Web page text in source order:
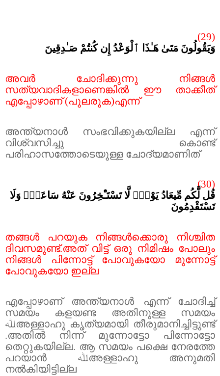
(29)
وَيَقُولُونَ مَتَىٰ هَـٰذَا ٱلْوَعْدُ إِن كُنتُمْ صَـٰدِقِينَ
അവർ ചോദിക്കുന്നു നിങ്ങൾ
സത്യവാദികളാണെങ്കിൽ ഈ താക്കീത്
എപ്പോഴാണ് (പുലരുക)എന്ന്
അന്ത്യനാൾ സംഭവിക്കുകയില്ല എന്ന്
വിശ്വസിച്ചു കൊണ്ട്
പരിഹാസത്തോടെയുള്ള ചോദ്യമാണിത്
(30)
قُل لَّكُم مِّيعَادُ يَوْمٍۢ لَّا تَسْتَـْٔخِرُونَ عَنْهُ سَاعَةًۭ وَلَا
تَسْتَقْدِمُونَ
തങ്ങൾ പറയുക നിങ്ങൾക്കൊരു നിശ്ചിത
ദിവസമുണ്ട്.അത് വിട്ട് ഒരു നിമിഷം പോലും
നിങ്ങൾ പിന്നോട്ട് പോവുകയോ മുന്നോട്ട്
പോവുകയോ ഇല്ല
എപ്പോഴാണ് അന്ത്യനാൾ എന്ന് ചോദിച്ച്
സമയം കളയണ്ട അതിനുള്ള സമയം
ﷲഅള്ളാഹു കൃത്യമായി തീരുമാനിച്ചിട്ടുണ്ട്
.അതിൽ നിന്ന് മുന്നോട്ടോ പിന്നോട്ടോ
തെറ്റുകയില്ല. ആ സമയം പക്ഷെ നേരത്തേ
പറയാൻ ﷲഅള്ളാഹു അനുമതി
നൽകിയിട്ടില്ല